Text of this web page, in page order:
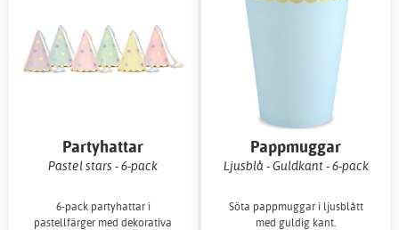
Partyhattar
Pastel stars - 6-pack
6-pack partyhattar i
pastellfärger med dekorativa
Pappmuggar
Ljusblå - Guldkant - 6-pack
Söta pappmuggar i ljusblått
med guldig kant.